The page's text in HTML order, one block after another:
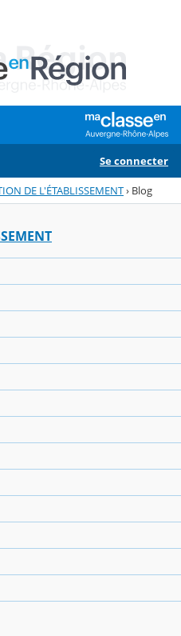
Se connecter
DE L'ÉTABLISSEMENT› Blog